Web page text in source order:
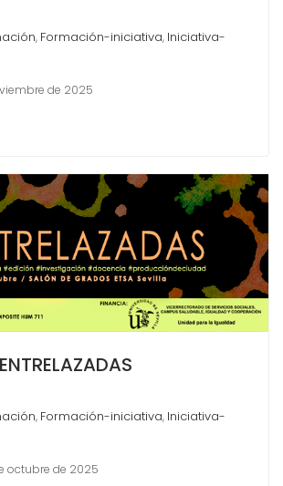
, Formación-iniciativa, Iniciativa-
de 2025
, Formación-iniciativa, Iniciativa-
octubre de 2025